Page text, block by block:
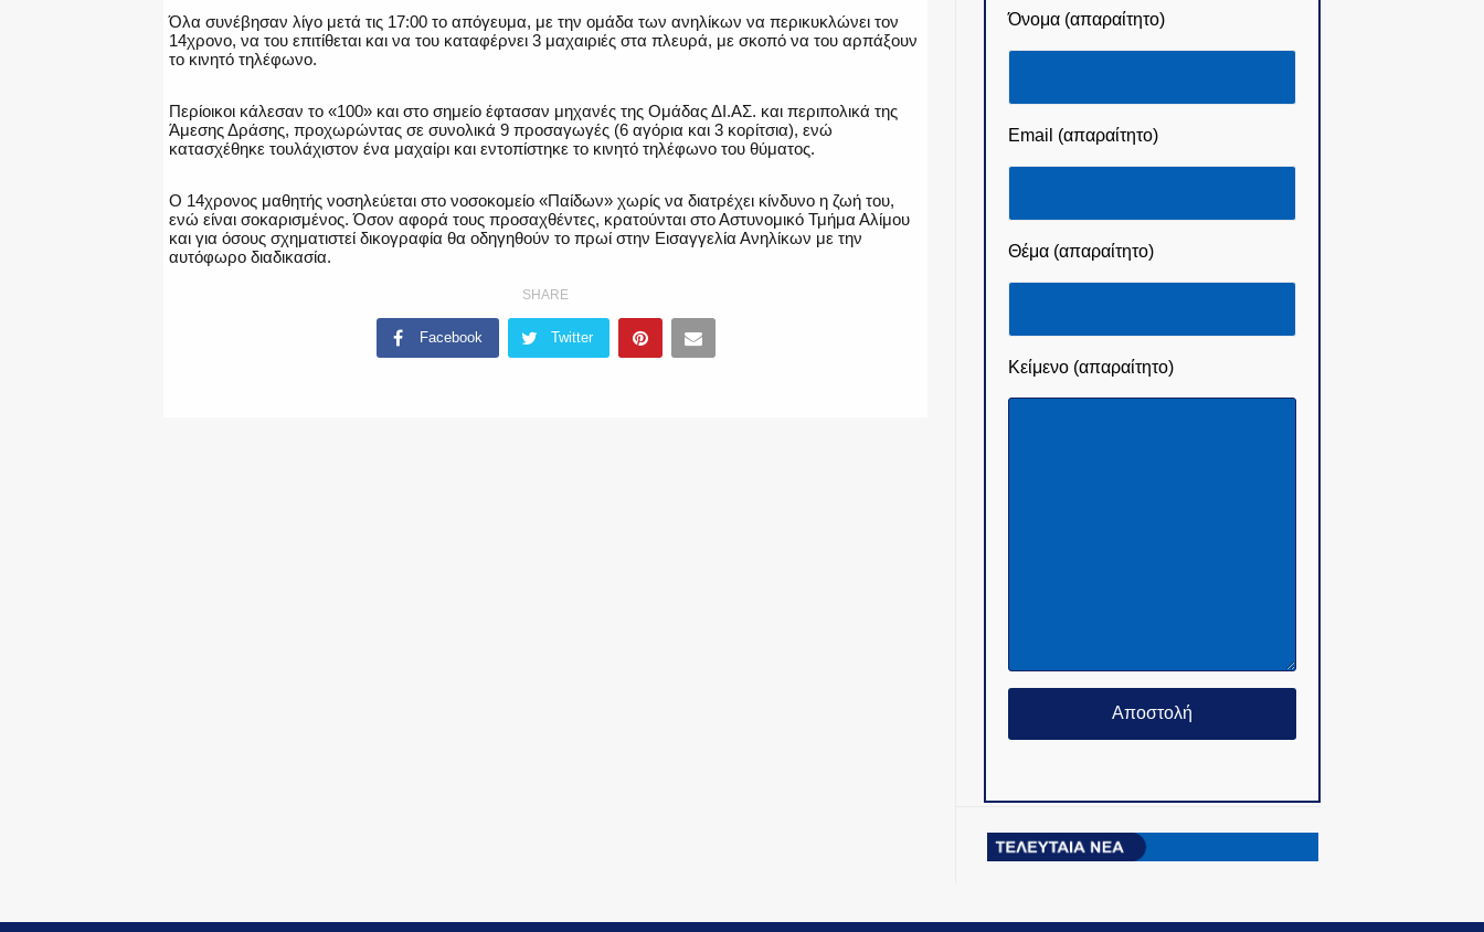
Όλα συνέβησαν λίγο μετά τις 17:00 το απόγευμα, με την ομάδα των ανηλίκων να περικυκλώνει τον
14χρονο, να του επιτίθεται και να του καταφέρνει 3 μαχαιριές στα πλευρά, με σκοπό να του αρπάξουν
το κινητό τηλέφωνο.
Περίοικοι κάλεσαν το «100» και στο σημείο έφτασαν μηχανές της Ομάδας ΔΙ.ΑΣ. και περιπολικά της
Άμεσης Δράσης, προχωρώντας σε συνολικά 9 προσαγωγές (6 αγόρια και 3 κορίτσια), ενώ
κατασχέθηκε τουλάχιστον ένα μαχαίρι και εντοπίστηκε το κινητό τηλέφωνο του θύματος.
Ο 14χρονος μαθητής νοσηλεύεται στο νοσοκομείο «Παίδων» χωρίς να διατρέχει κίνδυνο η ζωή του,
ενώ είναι σοκαρισμένος. Όσον αφορά τους προσαχθέντες, κρατούνται στο Αστυνομικό Τμήμα Αλίμου
και για όσους σχηματιστεί δικογραφία θα οδηγηθούν το πρωί στην Εισαγγελία Ανηλίκων με την
αυτόφωρο διαδικασία.
SHARE
Facebook Twitter
Όνομα (απαραίτητο)
Email (απαραίτητο)
Θέμα (απαραίτητο)
Κείμενο (απαραίτητο)